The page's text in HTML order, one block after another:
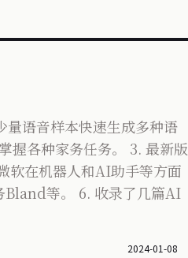
语音样本快速生成多种语
握各种家务任务。 3. 最新版
软在机器人和AI助手等方面
Bland等。 6. 收录了几篇AI
2024-01-08